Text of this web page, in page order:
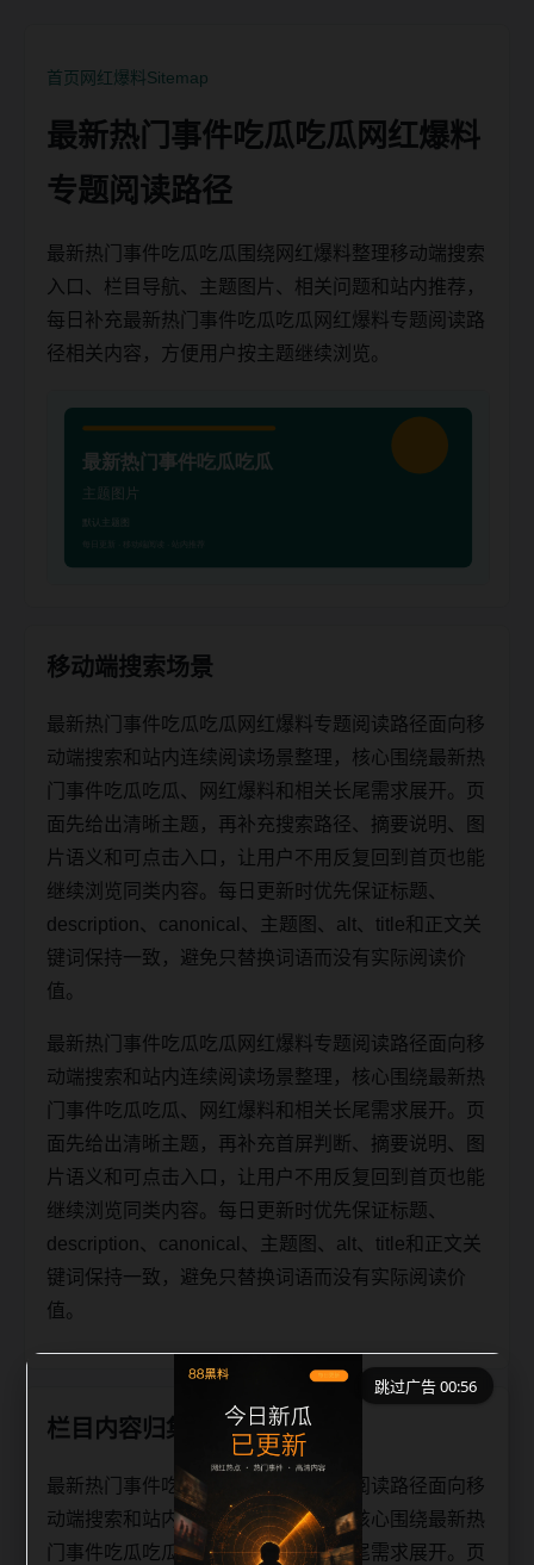
首页网红爆料Sitemap
最新热门事件吃瓜吃瓜网红爆料
专题阅读路径
最新热门事件吃瓜吃瓜围绕网红爆料整理移动端搜索
入口、栏目导航、主题图片、相关问题和站内推荐，
每日补充最新热门事件吃瓜吃瓜网红爆料专题阅读路
径相关内容，方便用户按主题继续浏览。
移动端搜索场景
最新热门事件吃瓜吃瓜网红爆料专题阅读路径面向移
动端搜索和站内连续阅读场景整理，核心围绕最新热
门事件吃瓜吃瓜、网红爆料和相关长尾需求展开。页
面先给出清晰主题，再补充搜索路径、摘要说明、图
片语义和可点击入口，让用户不用反复回到首页也能
继续浏览同类内容。每日更新时优先保证标题、
description、canonical、主题图、alt、title和正文关
键词保持一致，避免只替换词语而没有实际阅读价
值。
最新热门事件吃瓜吃瓜网红爆料专题阅读路径面向移
动端搜索和站内连续阅读场景整理，核心围绕最新热
门事件吃瓜吃瓜、网红爆料和相关长尾需求展开。页
面先给出清晰主题，再补充首屏判断、摘要说明、图
片语义和可点击入口，让用户不用反复回到首页也能
继续浏览同类内容。每日更新时优先保证标题、
description、canonical、主题图、alt、title和正文关
键词保持一致，避免只替换词语而没有实际阅读价
值。
栏目内容归集
最新热门事件吃瓜吃瓜网红爆料专题阅读路径面向移
动端搜索和站内连续阅读场景整理，核心围绕最新热
门事件吃瓜吃瓜、网红爆料和相关长尾需求展开。页
跳过广告 00:56